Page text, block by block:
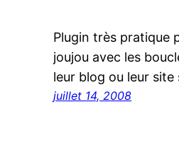
Plugin très pratique
joujou avec les
leur blog ou leur site
juillet 14, 2008